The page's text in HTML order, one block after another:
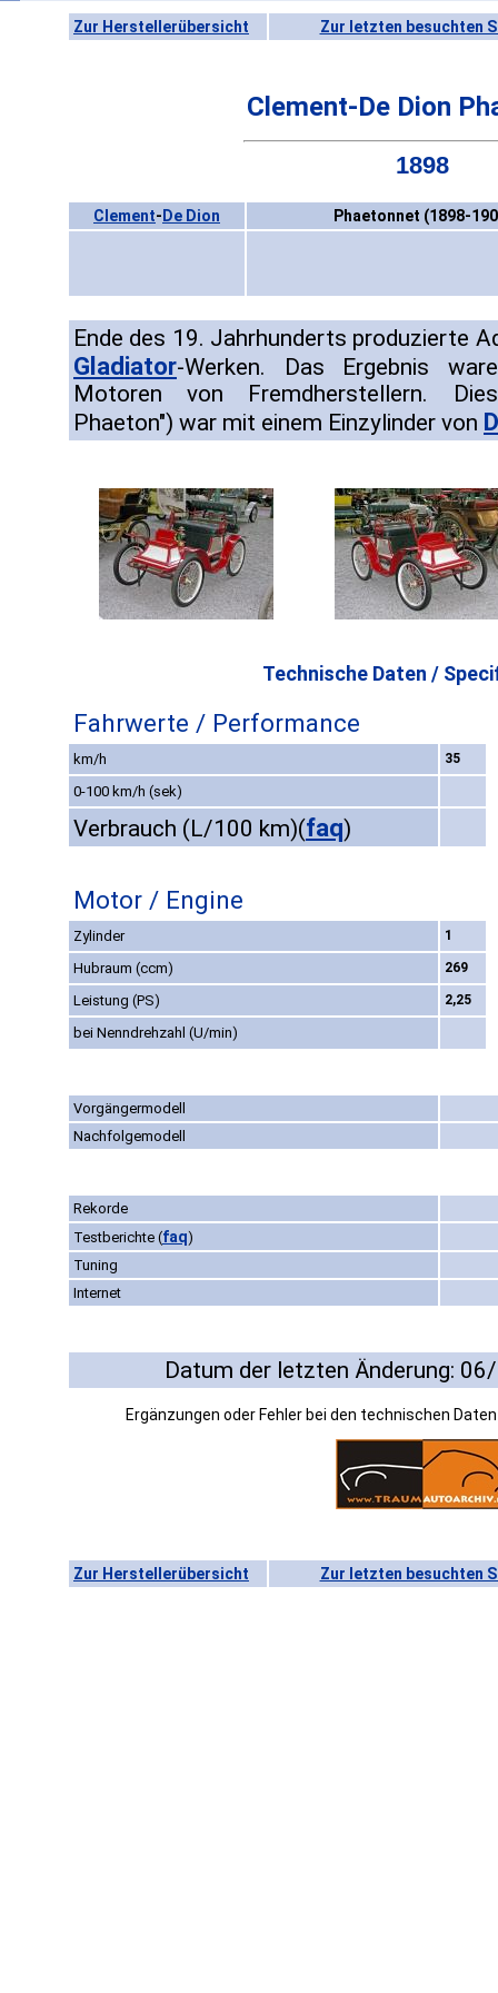
Zur Herstellerübersicht Zur letzten besuchten
Clement-De Dion
1898
Clement- De Dion Phaetonnet (1898-
Ende des 19. Jahrhunderts produzierte
Gladiator-Werken. Das Ergebnis
Motoren von Fremdherstellern.
Phaeton") war mit einem Einzylinder von
Technische Daten /
Fahrwerte / Performance
km/h 35
0-100 km/h (sek)
Verbrauch (L/100 km)(faq)
Motor / Engine
Zylinder 1
Hubraum (ccm) 269
Leistung (PS) 2,25
bei Nenndrehzahl (U/min)
Vorgängermodell
Nachfolgemodell
Rekorde
Testberichte (faq)
Tuning
Internet
Datum der letzten Änderung:
Ergänzungen oder Fehler bei den technischen
Zur Herstellerübersicht Zur letzten besuchten